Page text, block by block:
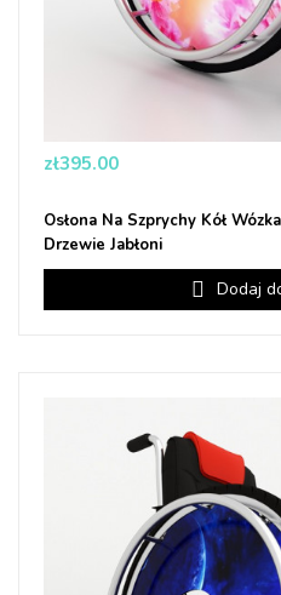
Price
zł395.00
Osłona Na Szprychy Kół
Drzewie Jabłoni
Dodaj